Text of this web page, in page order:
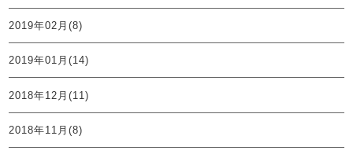
2019年02月(8)
2019年01月(14)
2018年12月(11)
2018年11月(8)